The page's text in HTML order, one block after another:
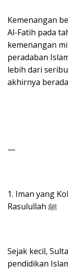
Kemenangan
Al-Fatih pada
kemenangan
peradaban
lebih dari
akhirnya
—
1. Iman yang
Rasulullah ﷺ
Sejak kecil,
pendidikan